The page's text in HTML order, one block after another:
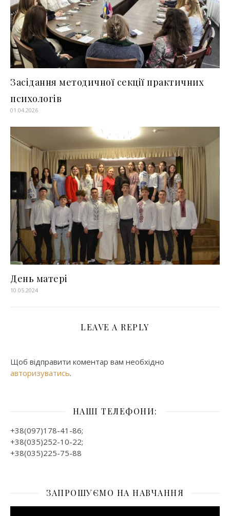
Засідання методичної секції практичних
психологів
01.04.2026
День матері
10.05.2024
LEAVE A REPLY
Щоб відправити коментар вам необхідно
авторизуватись.
НАШІ ТЕЛЕФОНИ:
+38(097)178-41-86;
+38(035)252-10-22;
+38(035)225-75-88
ЗАПРОШУЄМО НА НАВЧАННЯ